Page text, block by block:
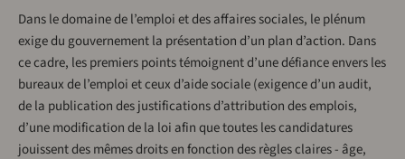
Dans le domaine de l’emploi et des affaires sociales, le plénum
exige du gouvernement la présentation d’un plan d’action. Dans
ce cadre, les premiers points témoignent d’une défiance envers les
bureaux de l’emploi et ceux d’aide sociale (exigence d’un audit,
de la publication des justifications d’attribution des emplois,
d’une modification de la loi afin que toutes les candidatures
jouissent des mêmes droits en fonction des règles claires - âge,